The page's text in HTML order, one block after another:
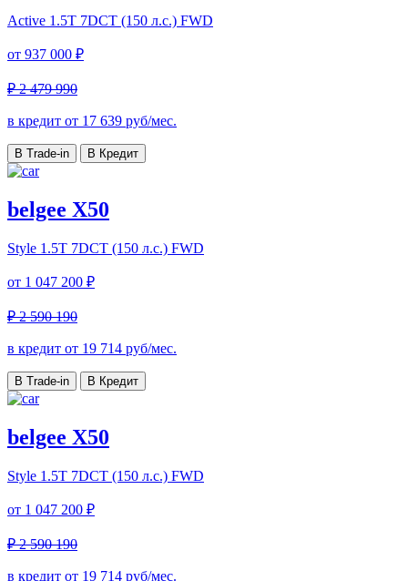
Active 1.5T 7DCT (150 л.с.) FWD
от 937 000 ₽
₽ 2 479 990
в кредит от 17 639 руб/мес.
В Trade-in В Кредит
belgee X50
Style 1.5T 7DCT (150 л.с.) FWD
от 1 047 200 ₽
₽ 2 590 190
в кредит от 19 714 руб/мес.
В Trade-in В Кредит
belgee X50
Style 1.5T 7DCT (150 л.с.) FWD
от 1 047 200 ₽
₽ 2 590 190
в кредит от 19 714 руб/мес.